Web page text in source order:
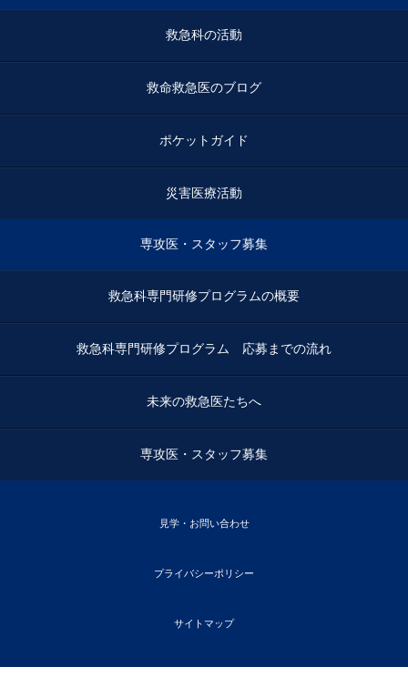
救急科の活動
救命救急医のブログ
ポケットガイド
災害医療活動
専攻医・スタッフ募集
救急科専門研修プログラムの概要
救急科専門研修プログラム 応募までの流れ
未来の救急医たちへ
専攻医・スタッフ募集
見学・お問い合わせ
プライバシーポリシー
サイトマップ